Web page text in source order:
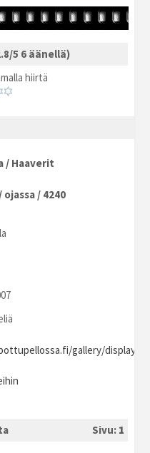
5 6 äänellä)
hiirtä
/ Haaverit
/ ojassa / 4240
gallery/
Sivu: 1